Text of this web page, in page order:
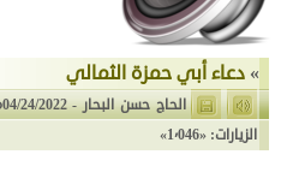
» دعاء أبي حمزة الثمالي
الحاج حسن البحار-04/24/2022م
الزيارات: «1٬046»